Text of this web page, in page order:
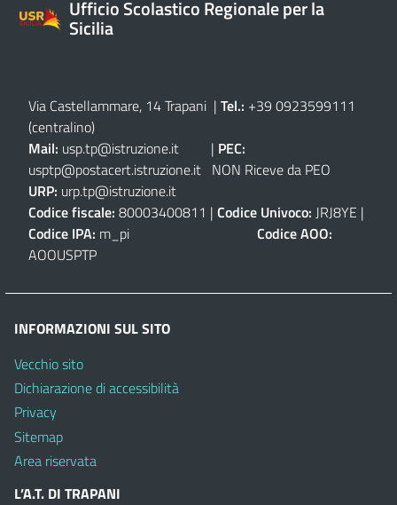
Ufficio Scolastico Regionale per la
Sicilia
Via Castellammare, 14 Trapani | Tel.: +39 0923599111
(centralino)
Mail: usp.tp@istruzione.it | PEC:
usptp@postacert.istruzione.it NON Riceve da PEO
URP: urp.tp@istruzione.it
Codice fiscale: 80003400811 | Codice Univoco: JRJ8YE |
Codice IPA: m_pi Codice AOO:
AOOUSPTP
INFORMAZIONI SUL SITO
Vecchio sito
Dichiarazione di accessibilità
Privacy
Sitemap
Area riservata
L’A.T. DI TRAPANI